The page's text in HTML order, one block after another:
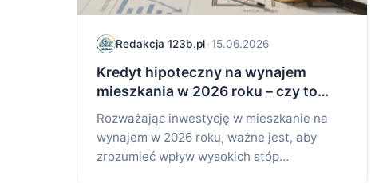
Redakcja 123b.pl•15.06.2026
Kredyt hipoteczny na wynajem
mieszkania w 2026 roku – czy to
nadal opłacalne?
Rozważając inwestycję w mieszkanie na
wynajem w 2026 roku, ważne jest, aby
zrozumieć wpływ wysokich stóp